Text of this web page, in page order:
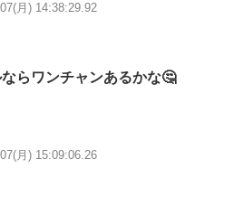
月) 14:38:29.92
らワンチャンあるかな🤔
月) 15:09:06.26